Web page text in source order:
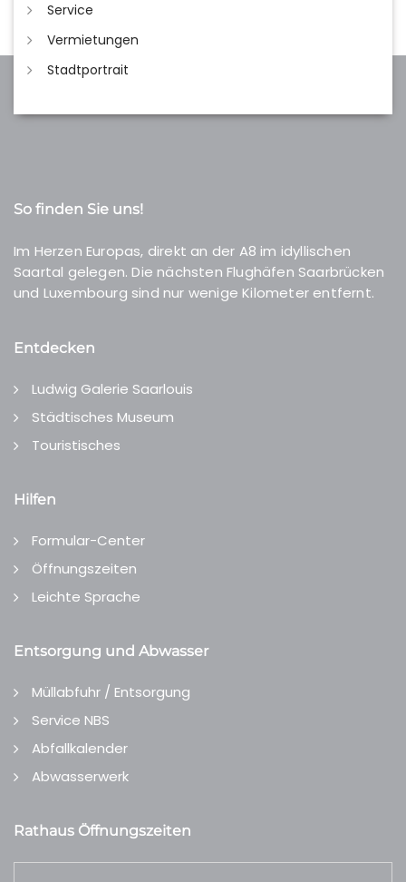
Service
Vermietungen
Stadtportrait
So finden Sie uns!
Im Herzen Europas, direkt an der A8 im idyllischen
Saartal gelegen. Die nächsten Flughäfen Saarbrücken
und Luxembourg sind nur wenige Kilometer entfernt.
Entdecken
Ludwig Galerie Saarlouis
Städtisches Museum
Touristisches
Hilfen
Formular-Center
Öffnungszeiten
Leichte Sprache
Entsorgung und Abwasser
Müllabfuhr / Entsorgung
Service NBS
Abfallkalender
Abwasserwerk
Rathaus Öffnungszeiten